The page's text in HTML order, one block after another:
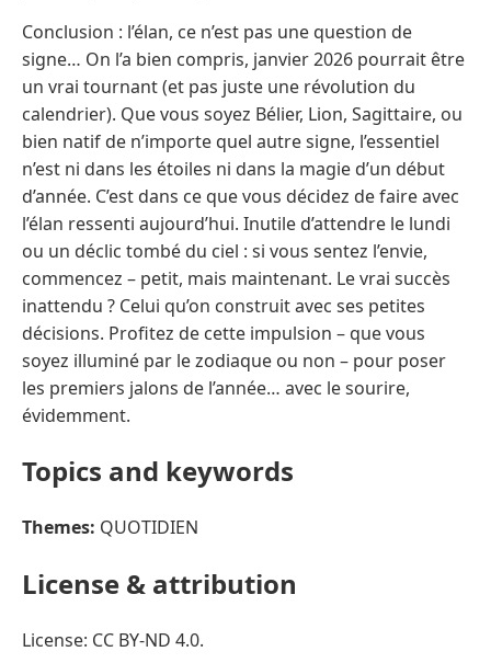
Conclusion : l’élan, ce n’est pas une question de
signe… On l’a bien compris, janvier 2026 pourrait être
un vrai tournant (et pas juste une révolution du
calendrier). Que vous soyez Bélier, Lion, Sagittaire, ou
bien natif de n’importe quel autre signe, l’essentiel
n’est ni dans les étoiles ni dans la magie d’un début
d’année. C’est dans ce que vous décidez de faire avec
l’élan ressenti aujourd’hui. Inutile d’attendre le lundi
ou un déclic tombé du ciel : si vous sentez l’envie,
commencez – petit, mais maintenant. Le vrai succès
inattendu ? Celui qu’on construit avec ses petites
décisions. Profitez de cette impulsion – que vous
soyez illuminé par le zodiaque ou non – pour poser
les premiers jalons de l’année… avec le sourire,
évidemment.
Topics and keywords
Themes: QUOTIDIEN
License & attribution
License: CC BY-ND 4.0.